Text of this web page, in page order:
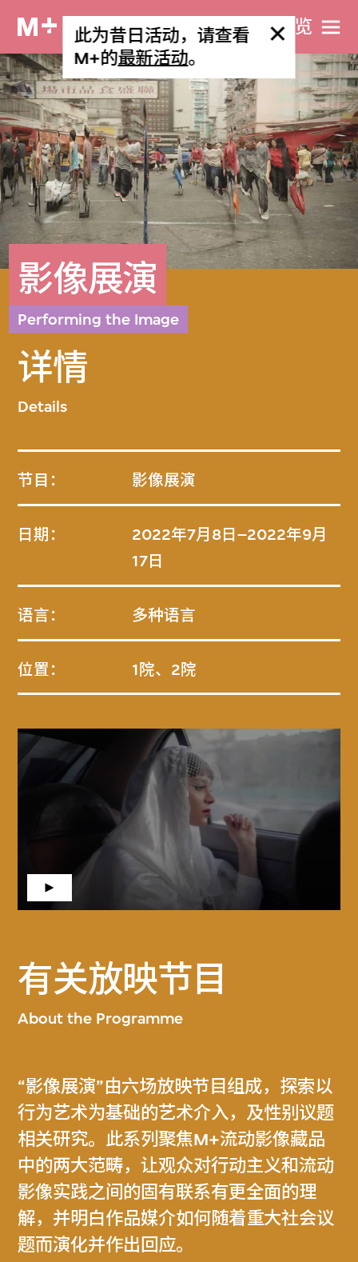
网站导览
此为昔日活动，请查看
M+的最新活动。
影像展演
Performing the Image
详情
Details
节目： 影像展演
日期：
2022年7月8日–2022年9月
17日
语言： 多种语言
位置： 1院、2院
有关放映节目
About the Programme
“影像展演”由六场放映节目组成，探索以
行为艺术为基础的艺术介入，及性别议题
相关研究。此系列聚焦M+流动影像藏品
中的两大范畴，让观众对行动主义和流动
影像实践之间的固有联系有更全面的理
解，并明白作品媒介如何随着重大社会议
题而演化并作出回应。